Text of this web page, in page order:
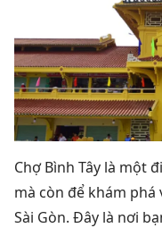
Chợ Bình Tây là một
mà còn để khám phá
Sài Gòn. Đây là nơi